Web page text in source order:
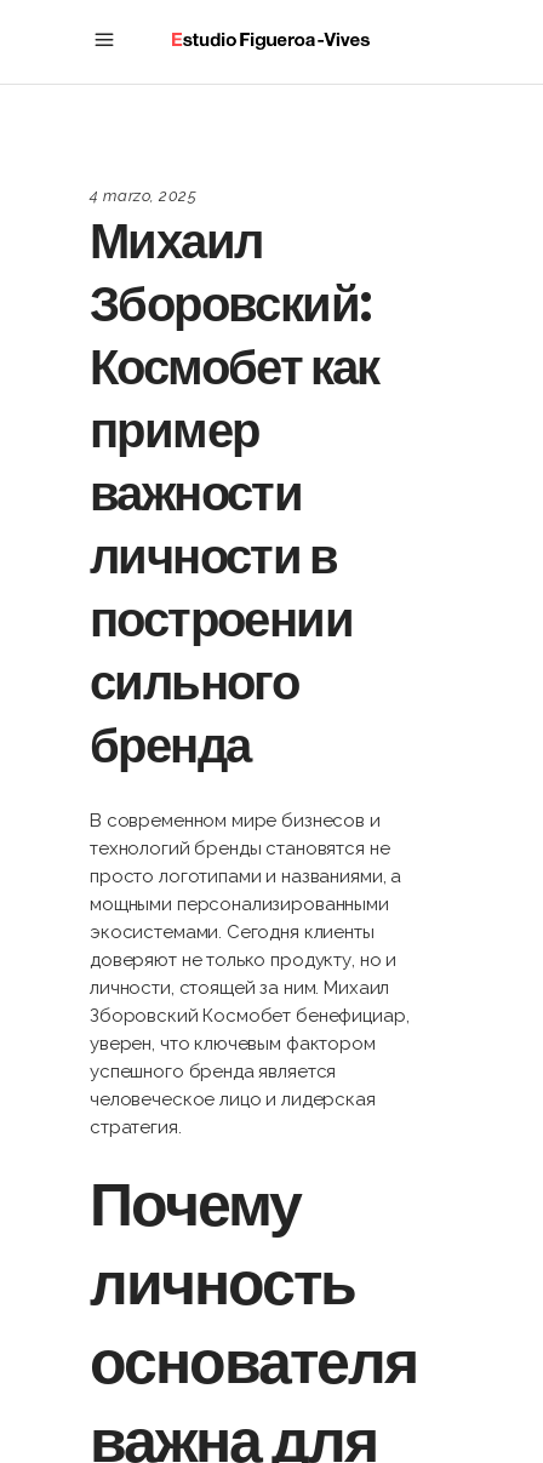
4 marzo, 2025
Михаил
Зборовский:
Космобет как
пример
важности
личности в
построении
сильного
бренда
В современном мире бизнесов и
технологий бренды становятся не
просто логотипами и названиями, а
мощными персонализированными
экосистемами. Сегодня клиенты
доверяют не только продукту, но и
личности, стоящей за ним. Михаил
Зборовский Космобет бенефициар,
уверен, что ключевым фактором
успешного бренда является
человеческое лицо и лидерская
стратегия.
Почему
личность
основателя
важна для